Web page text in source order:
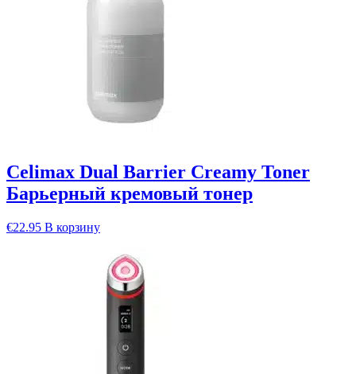
Celimax Dual Barrier Creamy Toner
Барьерный кремовый тонер
€22.95 В корзину